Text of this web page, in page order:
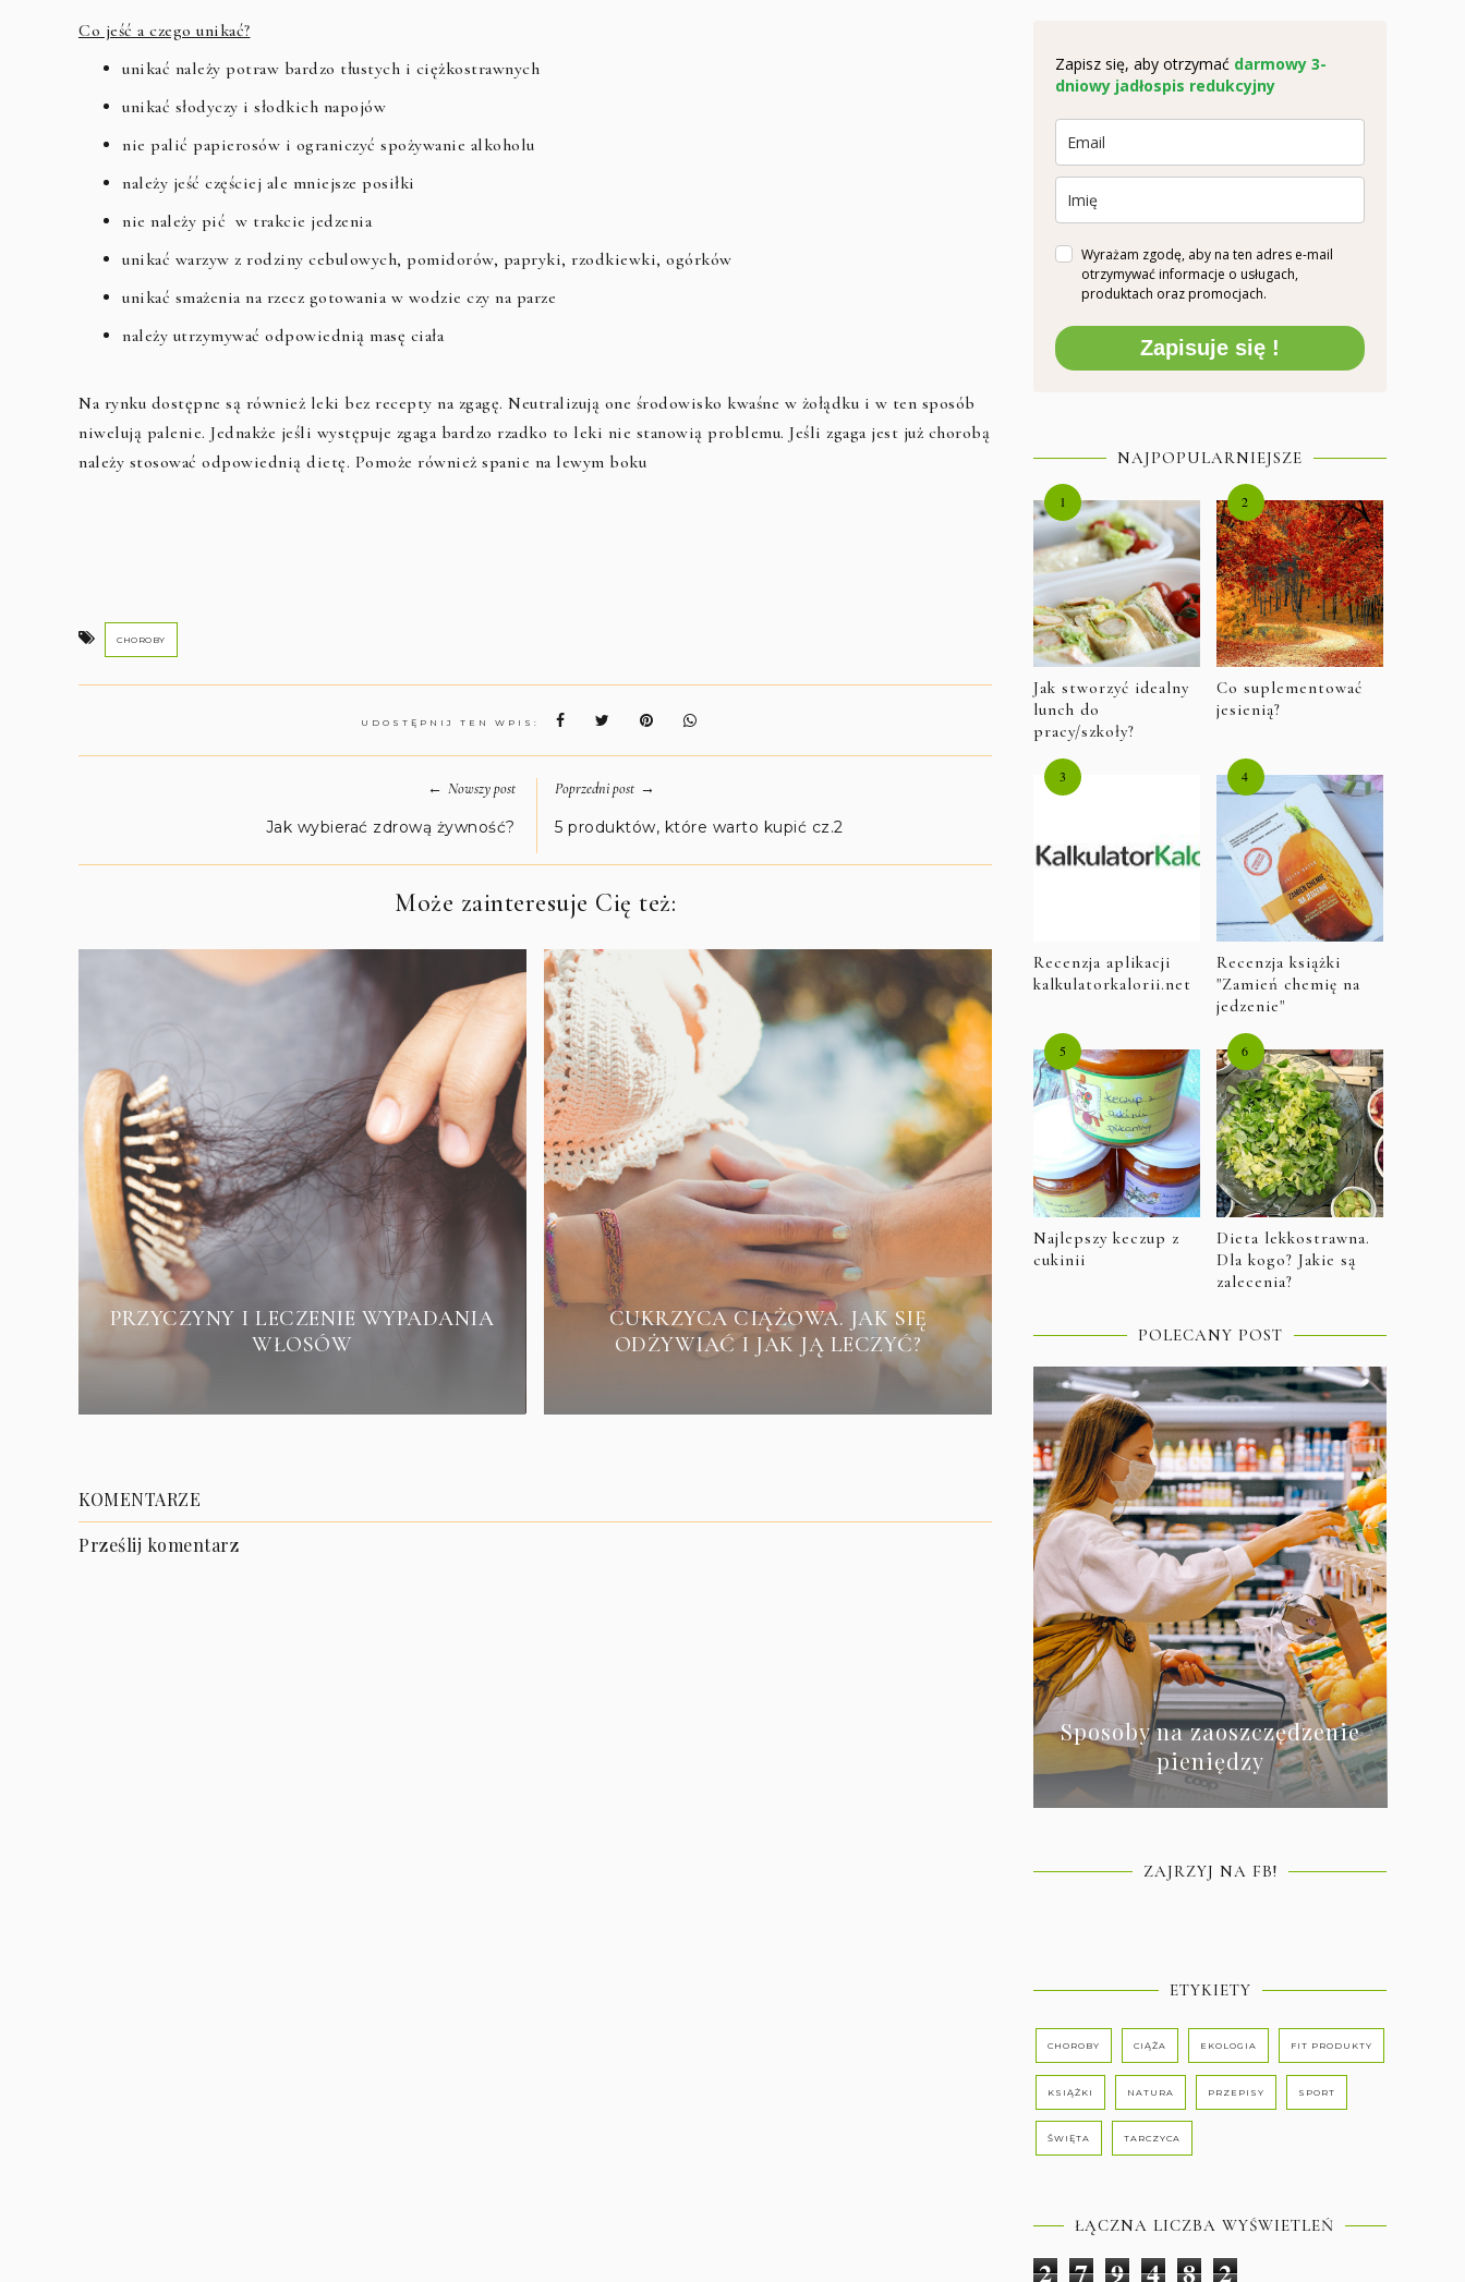
Co jeść a czego unikać?
unikać należy potraw bardzo tłustych i ciężkostrawnych
unikać słodyczy i słodkich napojów
nie palić papierosów i ograniczyć spożywanie alkoholu
należy jeść częściej ale mniejsze posiłki
nie należy pić w trakcie jedzenia
unikać warzyw z rodziny cebulowych, pomidorów, papryki, rzodkiewki, ogórków
unikać smażenia na rzecz gotowania w wodzie czy na parze
należy utrzymywać odpowiednią masę ciała
Na rynku dostępne są również leki bez recepty na zgagę. Neutralizują one środowisko kwaśne w żołądku i w ten sposób
niwelują palenie. Jednakże jeśli występuje zgaga bardzo rzadko to leki nie stanowią problemu. Jeśli zgaga jest już chorobą
należy stosować odpowiednią dietę. Pomoże również spanie na lewym boku
CHOROBY
UDOSTĘPNIJ TEN WPIS:
← Nowszy post
Jak wybierać zdrową żywność?
Poprzedni post →
5 produktów, które warto kupić cz.2
Może zainteresuje Cię też:
PRZYCZYNY I LECZENIE WYPADANIA
WŁOSÓW
CUKRZYCA CIĄŻOWA. JAK SIĘ
ODŻYWIAĆ I JAK JĄ LECZYĆ?
KOMENTARZE
Prześlij komentarz
Zapisz się, aby otrzymać darmowy 3-
dniowy jadłospis redukcyjny
Wyrażam zgodę, aby na ten adres e-mail
otrzymywać informacje o usługach,
produktach oraz promocjach.
Zapisuje się !
NAJPOPULARNIEJSZE
Jak stworzyć idealny
lunch do
pracy/szkoły?
Co suplementować
jesienią?
Recenzja aplikacji
kalkulatorkalorii.net
Recenzja książki
"Zamień chemię na
jedzenie"
Najlepszy keczup z
cukinii
Dieta lekkostrawna.
Dla kogo? Jakie są
zalecenia?
POLECANY POST
Sposoby na zaoszczędzenie
pieniędzy
ZAJRZYJ NA FB!
ETYKIETY
CHOROBY CIĄŻA EKOLOGIA FIT PRODUKTY
KSIĄŻKI NATURA PRZEPISY SPORT
ŚWIĘTA TARCZYCA
ŁĄCZNA LICZBA WYŚWIETLEŃ
2 7 9 4 8 2